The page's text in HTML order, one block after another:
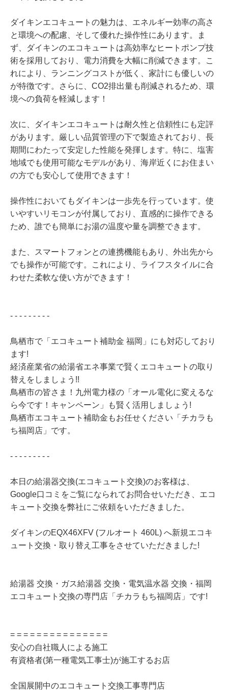
ダイキンエコキュートの魅力は、エネルギー効率の高さ
と環境への配慮、そして優れた操作性にあります。ま
ず、ダイキンのエコキュートは高効率なヒートポンプ技
術を採用しており、電力消費を大幅に削減できます。こ
れにより、ランニングコストが低く、家計にも優しいの
が特徴です。さらに、CO2排出量も削減されるため、環
境への負荷を軽減します！
次に、ダイキンエコキュートは耐久性と信頼性にも定評
があります。厳しい品質管理の下で製造されており、長
期間にわたって安定した性能を発揮します。特に、塩害
地域でも使用可能なモデルがあり、海岸近くにお住まい
の方でも安心して使用できます！
操作性においてもダイキンは一歩先を行っています。使
いやすいリモコンが付属しており、直感的に操作できる
ため、誰でも簡単にお湯の温度や量を調整できます。
また、スマートフォンとの連携機能もあり、外出先から
でも操作が可能です。これにより、ライフスタイルに合
わせた柔軟な使い方ができます！
- - - - - - - - -
鳥栖市で「エコキュート補助金 福岡」にも対応しており
ます!
経済産業省の給湯省エネ事業で賢くエコキュートの取り
替えをしましょう!!
鳥栖市の皆さま！九州電力様の「オール電化に変えるな
ら今です！キャンペーン」も賢く活用しましょう!
鳥栖市エコキュート補助金もお任せください「チカラも
ち福岡店」です。
- - - - - - - - -
本日の給湯器交換(エコキュート交換)のお客様は、
Google口コミをご覧になられてお問合せいただき、エコ
キュート交換を弊社にご依頼をいただきました。
ダイキンのEQX46XFV (フルオート 460L) へ新規エコキ
ュート交換・取り替え工事をさせていただきました!
給湯器 交換・ガス給湯器 交換・電気温水器 交換・福岡
エコキュート交換の専門店「チカラもち福岡店」です!
= = = = = = = = = = = = = = =
安心の自社職人による施工
有資格者(第一種電気工事士)が施工するお店
全国展開中のエコキュート交換工事専門店